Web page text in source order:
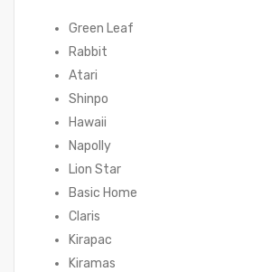
Green Leaf
Rabbit
Atari
Shinpo
Hawaii
Napolly
Lion Star
Basic Home
Claris
Kirapac
Kiramas